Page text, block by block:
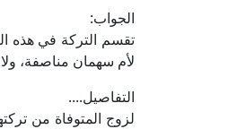
الجواب:
تقسم التركة في هذه
لأم سهمان مناصفة،
التفاصيل....
لزوج المتوفاة من